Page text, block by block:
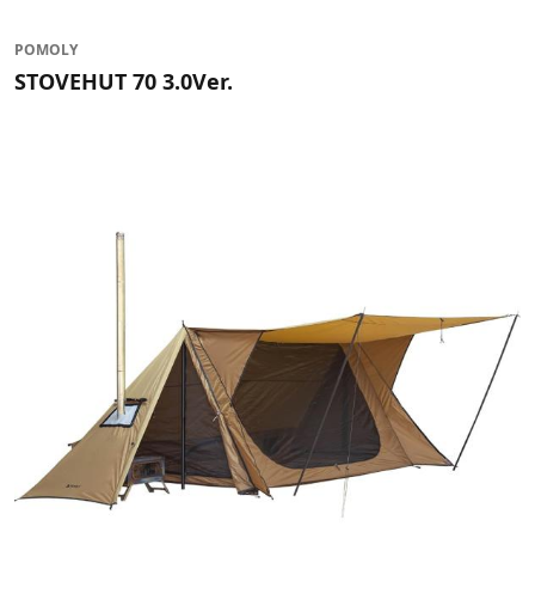
POMOLY
STOVEHUT 70 3.0Ver.